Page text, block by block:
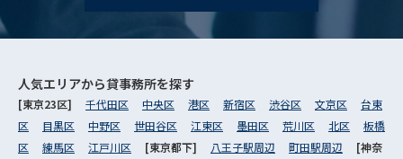
人気エリアから貸事務所を探す
[東京23区] 千代田区 中央区 港区 新宿区 渋谷区 文京区
台東
区
目黒区 中野区 世田谷区 江東区 墨田区 荒川区 北区
板橋
区
練馬区 江戸川区 [東京都下] 八王子駅周辺 町田駅周辺
[神奈